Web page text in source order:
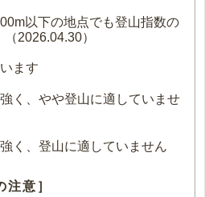
以下の地点でも登山指数の
2026.04.30）
ます
く、やや登山に適していませ
く、登山に適していません
注意］